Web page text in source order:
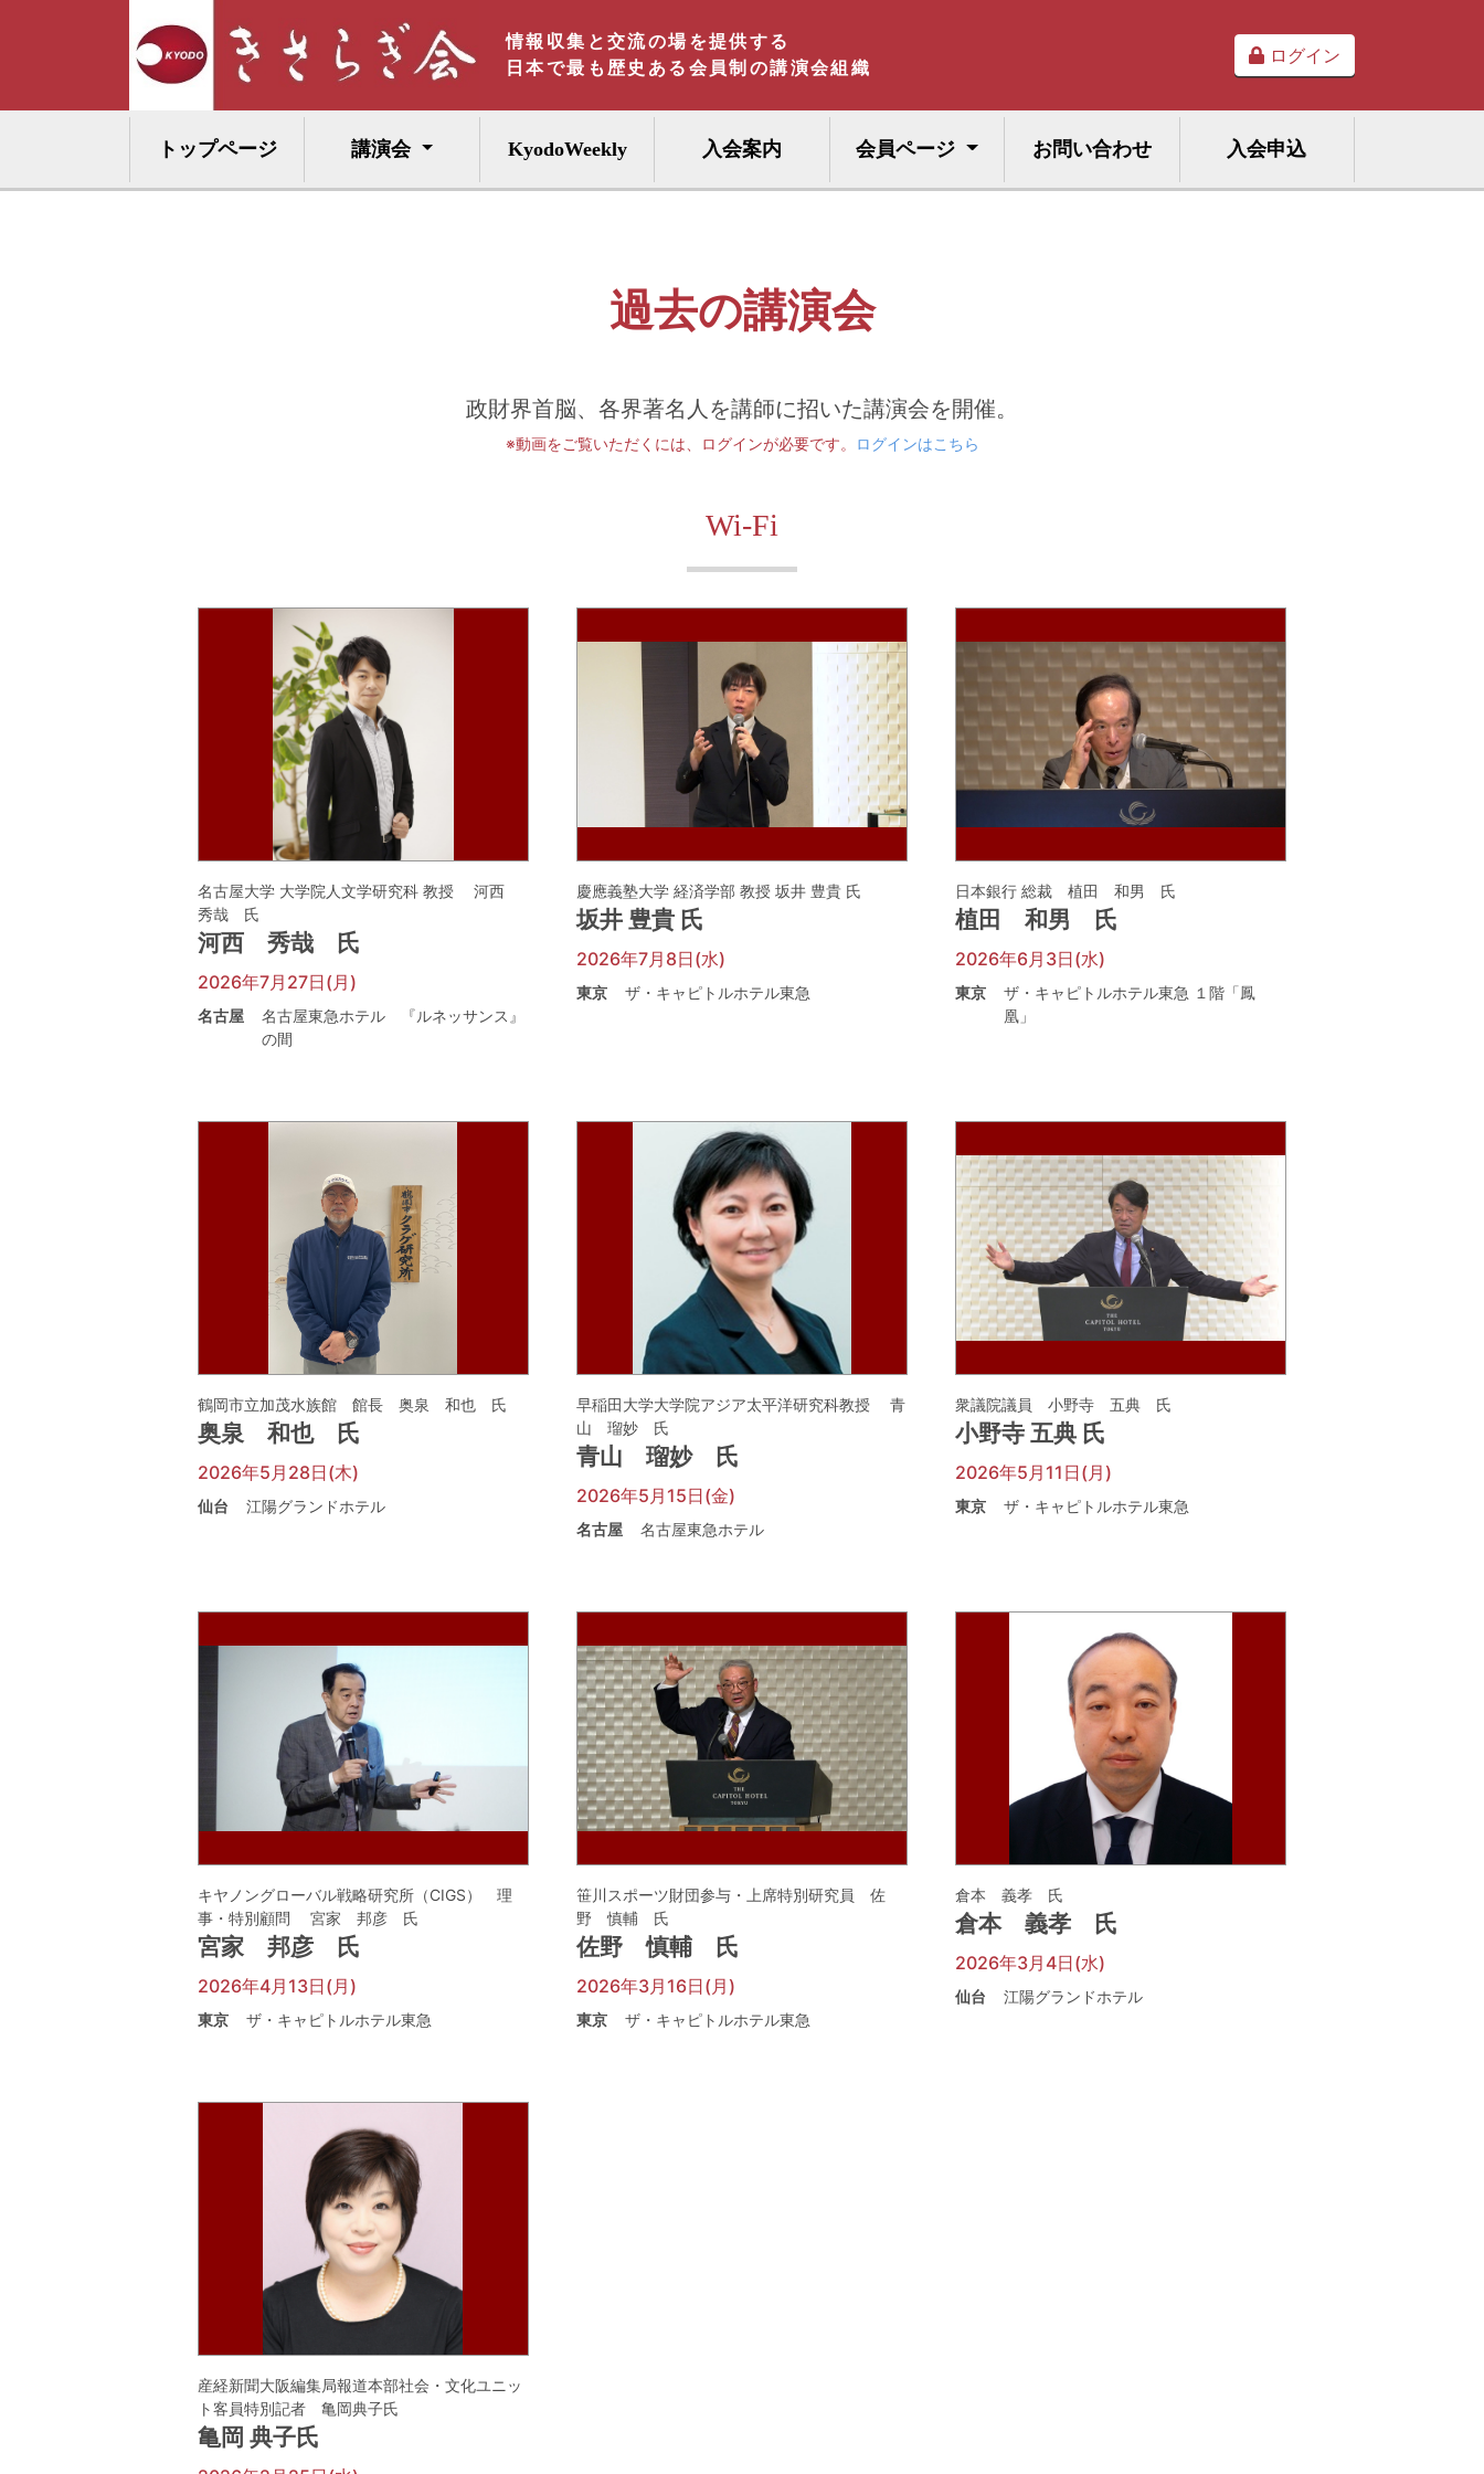
情報収集と交流の場を提供する
日本で最も歴史ある会員制の講演会組織
ログイン
トップページ 講演会 KyodoWeekly 入会案内 会員ページ お問い合わせ 入会申込
過去の講演会
政財界首脳、各界著名人を講師に招いた講演会を開催。
※動画をご覧いただくには、ログインが必要です。 ログインはこちら
Wi-Fi
名古屋大学 大学院人文学研究科 教授 河西
秀哉 氏
河西 秀哉 氏
2026年7月27日(月)
名古屋
名古屋東急ホテル 『ルネッサンス』
の間
慶應義塾大学 経済学部 教授 坂井 豊貴 氏
坂井 豊貴 氏
2026年7月8日(水)
東京 ザ・キャピトルホテル東急
日本銀行 総裁 植田 和男 氏
植田 和男 氏
2026年6月3日(水)
東京
ザ・キャピトルホテル東急 １階「鳳
凰」
鶴岡市立加茂水族館 館長 奥泉 和也 氏
奥泉 和也 氏
2026年5月28日(木)
仙台 江陽グランドホテル
早稲田大学大学院アジア太平洋研究科教授 青
山 瑠妙 氏
青山 瑠妙 氏
2026年5月15日(金)
名古屋 名古屋東急ホテル
衆議院議員 小野寺 五典 氏
小野寺 五典 氏
2026年5月11日(月)
東京 ザ・キャピトルホテル東急
キヤノングローバル戦略研究所（CIGS） 理
事・特別顧問 宮家 邦彦 氏
宮家 邦彦 氏
2026年4月13日(月)
東京 ザ・キャピトルホテル東急
笹川スポーツ財団参与・上席特別研究員 佐
野 慎輔 氏
佐野 慎輔 氏
2026年3月16日(月)
東京 ザ・キャピトルホテル東急
倉本 義孝 氏
倉本 義孝 氏
2026年3月4日(水)
仙台 江陽グランドホテル
産経新聞大阪編集局報道本部社会・文化ユニッ
ト客員特別記者 亀岡典子氏
亀岡 典子氏